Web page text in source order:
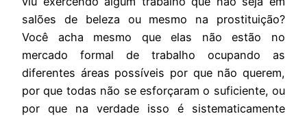
salões de beleza ou mesmo na prostituição?
Você acha mesmo que elas não estão no
mercado formal de trabalho ocupando as
diferentes áreas possíveis por que não querem,
por que todas não se esforçaram o suficiente, ou
por que na verdade isso é sistematicamente